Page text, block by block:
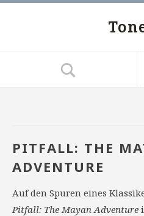
PITFALL: THE
ADVENTURE
Auf den Spuren eines
Pitfall: The Mayan Adventure